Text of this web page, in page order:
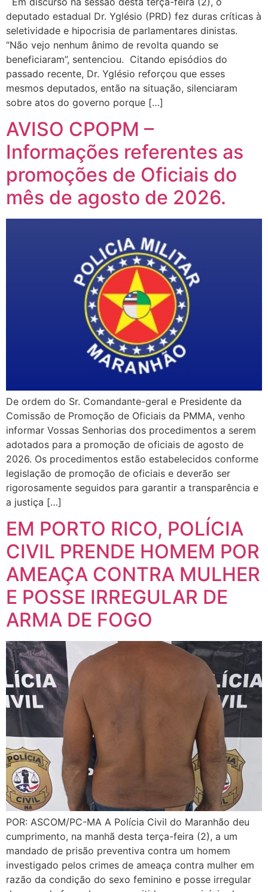
deputado estadual Dr. Yglésio (PRD) fez duras críticas à
seletividade e hipocrisia de parlamentares dinistas.
“Não vejo nenhum ânimo de revolta quando se
beneficiaram”, sentenciou. Citando episódios do
passado recente, Dr. Yglésio reforçou que esses
mesmos deputados, então na situação, silenciaram
sobre atos do governo porque […]
AVISO CPOPM –
Informações referentes as
promoções de Oficiais do
mês de agosto de 2026.
De ordem do Sr. Comandante-geral e Presidente da
Comissão de Promoção de Oficiais da PMMA, venho
informar Vossas Senhorias dos procedimentos a serem
adotados para a promoção de oficiais de agosto de
2026. Os procedimentos estão estabelecidos conforme
legislação de promoção de oficiais e deverão ser
rigorosamente seguidos para garantir a transparência e
a justiça […]
EM PORTO RICO, POLÍCIA
CIVIL PRENDE HOMEM POR
AMEAÇA CONTRA MULHER
E POSSE IRREGULAR DE
ARMA DE FOGO
POR: ASCOM/PC-MA A Polícia Civil do Maranhão deu
cumprimento, na manhã desta terça-feira (2), a um
mandado de prisão preventiva contra um homem
investigado pelos crimes de ameaça contra mulher em
razão da condição do sexo feminino e posse irregular